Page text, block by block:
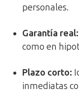
personales.
Garantía real:
como en
Plazo corto:
inmediatas